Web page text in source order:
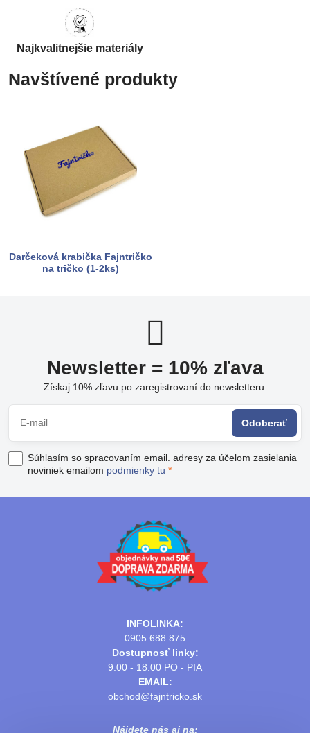
Najkvalitnejšie materiály
Navštívené produkty
Darčeková krabička Fajntričko
na tričko (1-2ks)
Newsletter = 10% zľava
Získaj 10% zľavu po zaregistrovaní do newsletteru:
Odoberať
Súhlasím so spracovaním email. adresy za účelom zasielania
noviniek emailom podmienky tu *
INFOLINKA:
0905 688 875
Dostupnosť linky:
9:00 - 18:00 PO - PIA
EMAIL:
obchod@fajntricko.sk
Nájdete nás aj na: